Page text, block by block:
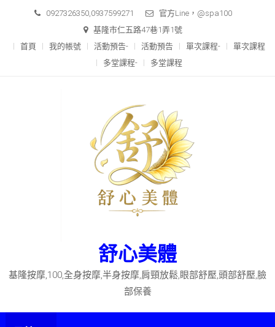
content
0927326350,0937599271
官方Line，@spa100
基隆市仁五路47巷1弄1號
首頁
我的帳號 活動預告- 活動預告 單次課程-
單次課程
多堂課程-
多堂課程
舒心美體
基隆按摩,100,全身按摩,半身按摩,肩頸放鬆,眼部舒壓,頭部舒壓,臉
部保養